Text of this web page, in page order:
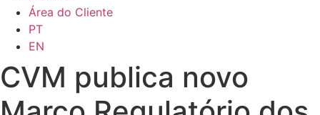
Área do Cliente
PT
EN
CVM publica novo